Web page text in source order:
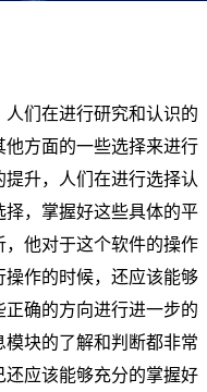
人们在进行研究和认识的
他方面的一些选择来进行
升，人们在进行选择认
，掌握好这些具体的平
他对于这个软件的操作
作的时候，还应该能够
确的方向进行进一步的
块的了解和判断都非常
应该能够充分的掌握好